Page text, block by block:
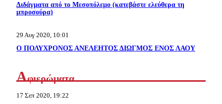
Διδάγματα από το Μεσοπόλεμο (κατεβάστε ελεύθερα τη
μπροσούρα)
29 Αυγ 2020, 10:01
Ο ΠΟΛΥΧΡΟΝΟΣ ΑΝΕΛΕΗΤΟΣ ΔΙΩΓΜΟΣ ΕΝΟΣ ΛΑΟΥ
Αφιερώματα
17 Σεπ 2020, 19:22